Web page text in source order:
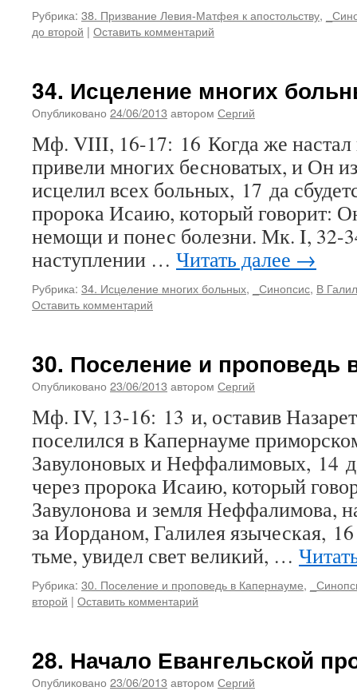
Рубрика: 38. Призвание Левия-Матфея к апостольству,
до второй | Оставить комментарий
34. Исцеление многих
Опубликовано 24/06/2013 автором Сергий
Мф. VIII, 16-17: 16 Когда же настал
привели многих бесноватых, и Он
исцелил всех больных, 17 да
пророка Исаию, который говорит:
немощи и понес болезни. Мк. I, 32-
наступлении … Читать далее →
Рубрика: 34. Исцеление многих больных, _Синопсис, В
Оставить комментарий
30. Поселение и проповедь
Опубликовано 23/06/2013 автором Сергий
Мф. IV, 13-16: 13 и, оставив
поселился в Капернауме
Завулоновых и Неффалимовых, 14
через пророка Исаию, который
Завулонова и земля Неффалимова,
за Иорданом, Галилея языческая,
тьме, увидел свет великий, …
Рубрика: 30. Поселение и проповедь в Капернауме,
второй | Оставить комментарий
28. Начало Евангельской
Опубликовано 23/06/2013 автором Сергий